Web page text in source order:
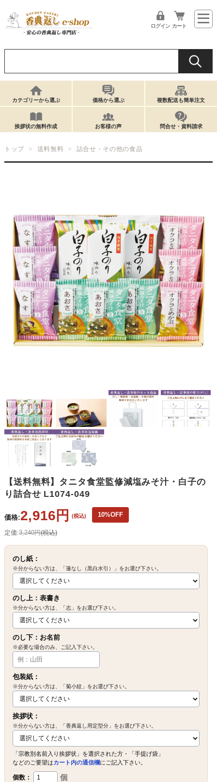
ログイン カート
カテゴリーから選ぶ 価格から選ぶ 複数配送も簡単注文
挨拶状の無料作成 お客様の声 問合せ・資料請求
トップ 送料無料 詰合せ・その他の食品
【送料無料】タニタ食堂監修減塩みそ汁・白子の
り詰合せ L1074-049
定価:3,240円(税込)
価格:2,916円 (税込) 10%OFF
のし紙：
※分からない方は、「蓮なし（黒白水引）」をお選び下さい。
のし上：表書き
※分からない方は、「志」をお選び下さい。
のし下：お名前
※必要な場合のみ、ご記入下さい。
包装紙：
※分からない方は、「菊小紋」をお選び下さい。
挨拶状：
※分からない方は、「香典返し用定型分」をお選び下さい。
「宗教別名前入り挨拶状」を選択された方・「手提げ袋」
などのご要望はカート内の通信欄にご記入下さい。
個数： 個